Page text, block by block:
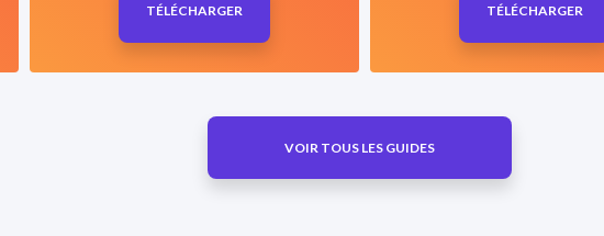
TÉLÉCHARGER TÉLÉCHARGER
VOIR TOUS LES GUIDES